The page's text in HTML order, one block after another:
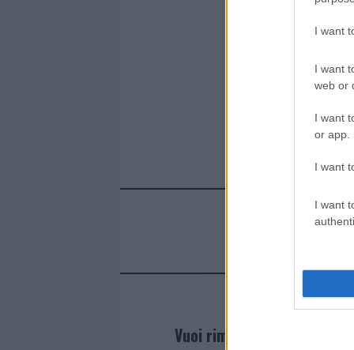
I want
I want
web or
I want
or app.
I want
I want
Vuoi rimanere sempre